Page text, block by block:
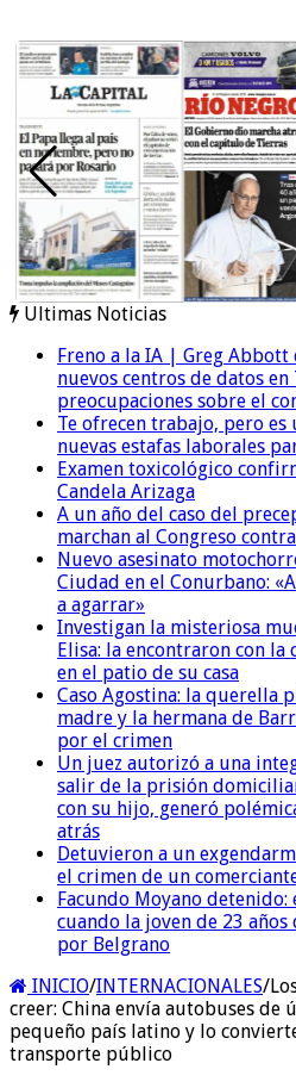
Ultimas Noticias
Freno a la IA | Greg
nuevos centros de datos en
preocupaciones sobre el
Te ofrecen trabajo, pero es
nuevas estafas laborales
Examen toxicológico
Candela Arizaga
A un año del caso del
marchan al Congreso
Nuevo asesinato
Ciudad en el Conurbano:
a agarrar»
Investigan la misteriosa
Elisa: la encontraron con
en el patio de su casa
Caso Agostina: la querella
madre y la hermana de
por el crimen
Un juez autorizó a una
salir de la prisión
con su hijo, generó
atrás
Detuvieron a un
el crimen de un
Facundo Moyano
cuando la joven de 23
por Belgrano
INICIO/INTERNACIONALES/
creer: China envía autobuses de
pequeño país latino y lo
transporte público